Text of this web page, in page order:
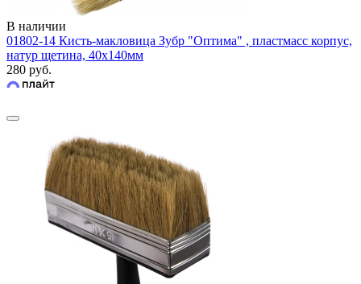
В наличии
01802-14 Кисть-макловица Зубр "Оптима" , пластмасс корпус,
натур щетина, 40х140мм
280 руб.